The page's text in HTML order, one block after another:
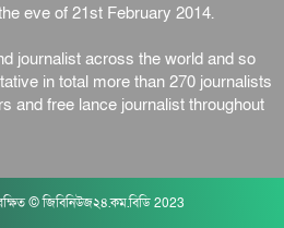
eve of 21st February 2014.
journalist across the world and so
in total more than 270 journalists
and free lance journalist throughout
© জিবিনিউজ২৪.কম.বিডি 2023